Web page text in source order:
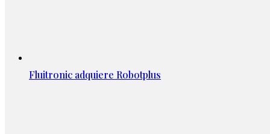
Fluitronic adquiere Robotplus